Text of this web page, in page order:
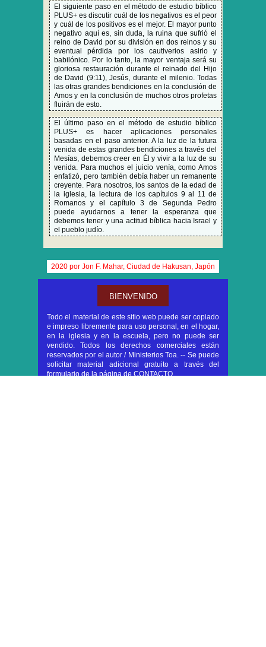
El siguiente paso en el método de estudio bíblico
PLUS+ es discutir cuál de los negativos es el peor
y cuál de los positivos es el mejor. El mayor punto
negativo aquí es, sin duda, la ruina que sufrió el
reino de David por su división en dos reinos y su
eventual pérdida por los cautiverios asirio y
babilónico. Por lo tanto, la mayor ventaja será su
gloriosa restauración durante el reinado del Hijo
de David (9:11), Jesús, durante el milenio. Todas
las otras grandes bendiciones en la conclusión de
Amos y en la conclusión de muchos otros profetas
fluirán de esto.
El último paso en el método de estudio bíblico
PLUS+ es hacer aplicaciones personales
basadas en el paso anterior. A la luz de la futura
venida de estas grandes bendiciones a través del
Mesías, debemos creer en Él y vivir a la luz de su
venida. Para muchos el juicio venía, como Amos
enfatizó, pero también debía haber un remanente
creyente. Para nosotros, los santos de la edad de
la iglesia, la lectura de los capítulos 9 al 11 de
Romanos y el capítulo 3 de Segunda Pedro
puede ayudarnos a tener la esperanza que
debemos tener y una actitud bíblica hacia Israel y
el pueblo judío.
2020 por Jon F. Mahar, Ciudad de Hakusan, Japón
BIENVENIDO
Todo el material de este sitio web puede ser copiado
e impreso libremente para uso personal, en el hogar,
en la iglesia y en la escuela, pero no puede ser
vendido. Todos los derechos comerciales están
reservados por el autor / Ministerios Toa. -- Se puede
solicitar material adicional gratuito a través del
formulario de la página de CONTACTO.